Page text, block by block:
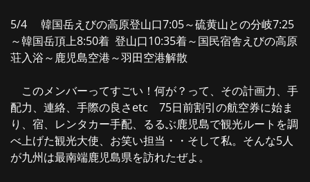
5/4 韓国岳えびの高原登山口7:05～硫黄山との分岐7:25
～韓国岳頂上8:50着 登山口10:35着～国民宿舎えびの高原
荘入浴～鹿児島空港～羽田空港解散
このメンバーってすごい！何が？って、その計画力、手
配力、連絡、手際の良さetc 75日前割引の航空券に始ま
り、宿、レンタカー手配、るるぶ鹿児島で観光ルートを調
べ上げた観光大使、お笑い担当・・そして私。そんな5人
が九州は最南端鹿児島県を訪れたぜよ。